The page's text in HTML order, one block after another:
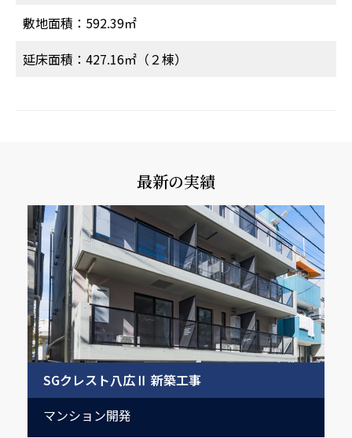
敷地面積：592.39㎡
延床面積：427.16㎡（２棟）
最新の実績
SGクレスト荻窪 新築工事
マンション開発